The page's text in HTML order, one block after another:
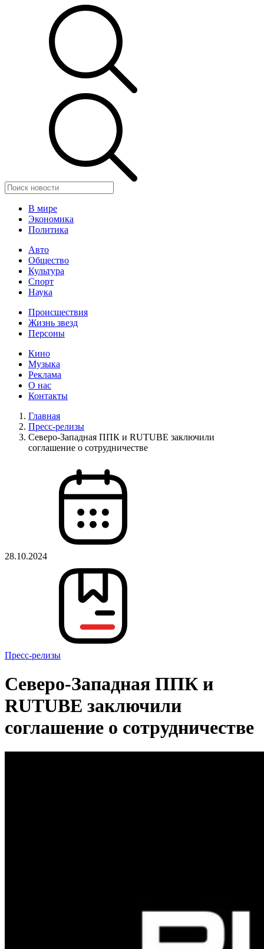
В мире
Экономика
Политика
Авто
Общество
Культура
Спорт
Наука
Происшествия
Жизнь звезд
Персоны
Кино
Музыка
Реклама
О нас
Контакты
Главная
Пресс-релизы
Северо-Западная ППК и RUTUBE заключили
соглашение о сотрудничестве
28.10.2024
Пресс-релизы
Северо-Западная ППК и
RUTUBE заключили
соглашение о сотрудничестве